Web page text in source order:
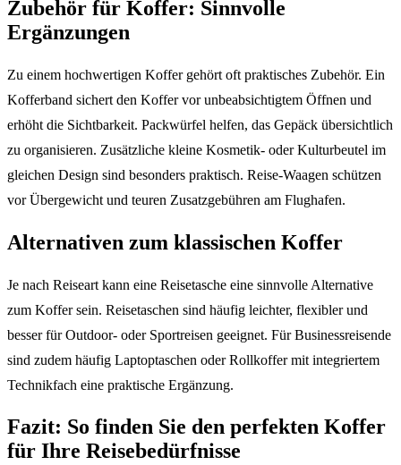
Zubehör für Koffer: Sinnvolle
Ergänzungen
Zu einem hochwertigen Koffer gehört oft praktisches Zubehör. Ein
Kofferband sichert den Koffer vor unbeabsichtigtem Öffnen und
erhöht die Sichtbarkeit. Packwürfel helfen, das Gepäck übersichtlich
zu organisieren. Zusätzliche kleine Kosmetik- oder Kulturbeutel im
gleichen Design sind besonders praktisch. Reise-Waagen schützen
vor Übergewicht und teuren Zusatzgebühren am Flughafen.
Alternativen zum klassischen Koffer
Je nach Reiseart kann eine Reisetasche eine sinnvolle Alternative
zum Koffer sein. Reisetaschen sind häufig leichter, flexibler und
besser für Outdoor- oder Sportreisen geeignet. Für Businessreisende
sind zudem häufig Laptoptaschen oder Rollkoffer mit integriertem
Technikfach eine praktische Ergänzung.
Fazit: So finden Sie den perfekten Koffer
für Ihre Reisebedürfnisse